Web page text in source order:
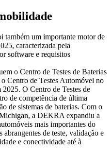
também um importante motor de
caracterizada pela
software e requisitos
o Centro de Testes de Baterias
Centro de Testes Automóvel no
O Centro de Testes de
de competência de última
de sistemas de baterias. Com o
a DEKRA expandiu a
mais importantes do
de teste, validação e
e conectividade até à